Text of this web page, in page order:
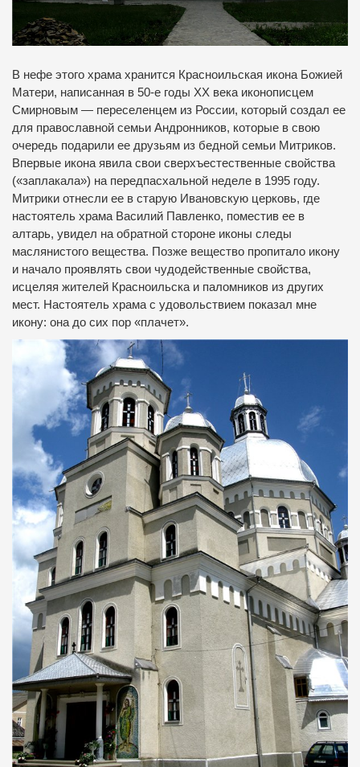
В нефе этого храма хранится Красноильская икона Божией
Матери, написанная в 50-е годы ХХ века иконописцем
Смирновым — переселенцем из России, который создал ее
для православной семьи Андронников, которые в свою
очередь подарили ее друзьям из бедной семьи Митриков.
Впервые икона явила свои сверхъестественные свойства
(«заплакала») на передпасхальной неделе в 1995 году.
Митрики отнесли ее в старую Ивановскую церковь, где
настоятель храма Василий Павленко, поместив ее в
алтарь, увидел на обратной стороне иконы следы
маслянистого вещества. Позже вещество пропитало икону
и начало проявлять свои чудодейственные свойства,
исцеляя жителей Красноильска и паломников из других
мест. Настоятель храма с удовольствием показал мне
икону: она до сих пор «плачет».